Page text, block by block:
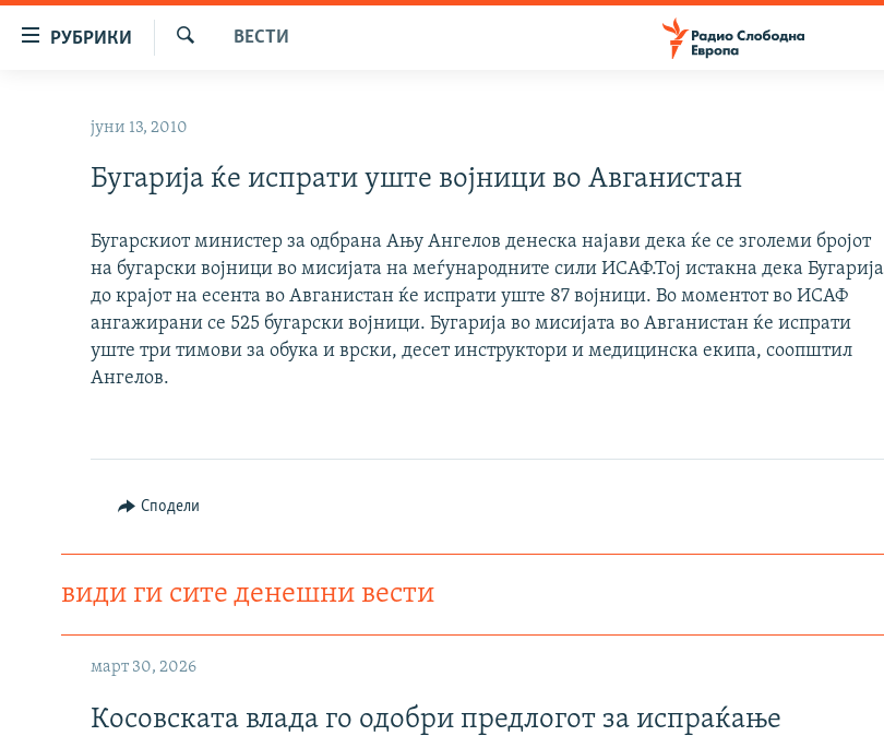
содржината
навигација
пребарување
РУБРИКИ
ВИЗУЕЛНО
ШТО ТРЕБА ДА ЗНАЕТЕ
ПРИЈАВИ СЕ ЗА ЊУЗЛЕТЕР
ПОДКАСТ ЗОШТО?
ВЕСТИ
јуни 13, 2010
Бугарија ќе испрати уште војници во Авганистан
Бугарскиот министер за одбрана Ању Ангелов денеска најави дека ќе се зголеми бројот
на бугарски војници во мисијата на меѓународните сили ИСАФ.Тој истакна дека Бугарија
до крајот на есента во Авганистан ќе испрати уште 87 војници. Во моментот во ИСАФ
ангажирани се 525 бугарски војници. Бугарија во мисијата во Авганистан ќе испрати
уште три тимови за обука и врски, десет инструктори и медицинска екипа, соопштил
Ангелов.
Сподели
види ги сите денешни вести
март 30, 2026
Косовската влада го одобри предлогот за испраќање